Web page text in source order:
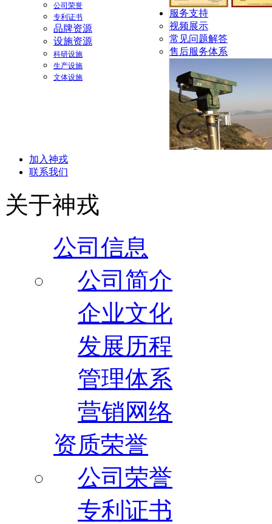
公司荣誉
专利证书
品牌资源
设施资源
科研设施
生产设施
文体设施
服务支持
视频展示
常见问题解答
售后服务体系
加入神戎
联系我们
关于神戎
公司信息
公司简介
企业文化
发展历程
管理体系
营销网络
资质荣誉
公司荣誉
专利证书